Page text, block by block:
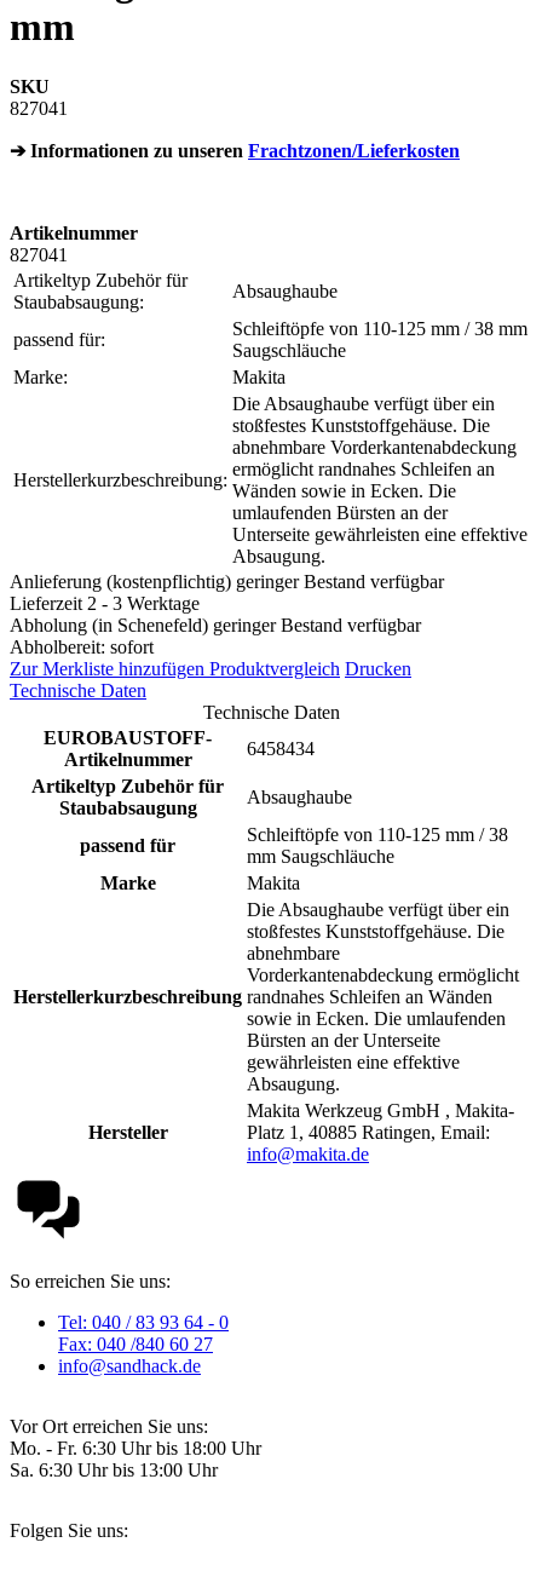
mm
SKU
827041
➔ Informationen zu unseren Frachtzonen/Lieferkosten
Artikelnummer
827041
Artikeltyp Zubehör für
Staubabsaugung:
Absaughaube
passend für:
Schleiftöpfe von 110-125 mm / 38 mm
Saugschläuche
Marke:
Makita
Herstellerkurzbeschreibung:
Die Absaughaube verfügt über ein
stoßfestes Kunststoffgehäuse. Die
abnehmbare Vorderkantenabdeckung
ermöglicht randnahes Schleifen an
Wänden sowie in Ecken. Die
umlaufenden Bürsten an der
Unterseite gewährleisten eine effektive
Absaugung.
Anlieferung (kostenpflichtig) geringer Bestand verfügbar
Lieferzeit 2 - 3 Werktage
Abholung (in Schenefeld) geringer Bestand verfügbar
Abholbereit: sofort
Zur Merkliste hinzufügen Produktvergleich Drucken
Technische Daten
Technische Daten
EUROBAUSTOFF-
Artikelnummer
6458434
Artikeltyp Zubehör für
Staubabsaugung
Absaughaube
passend für
Schleiftöpfe von 110-125 mm / 38
mm Saugschläuche
Marke
Makita
Herstellerkurzbeschreibung
Die Absaughaube verfügt über ein
stoßfestes Kunststoffgehäuse. Die
abnehmbare
Vorderkantenabdeckung ermöglicht
randnahes Schleifen an Wänden
sowie in Ecken. Die umlaufenden
Bürsten an der Unterseite
gewährleisten eine effektive
Absaugung.
Hersteller
Makita Werkzeug GmbH , Makita-
Platz 1, 40885 Ratingen, Email:
info@makita.de
So erreichen Sie uns:
Tel: 040 / 83 93 64 - 0
Fax: 040 /840 60 27
info@sandhack.de
Vor Ort erreichen Sie uns:
Mo. - Fr. 6:30 Uhr bis 18:00 Uhr
Sa. 6:30 Uhr bis 13:00 Uhr
Folgen Sie uns: